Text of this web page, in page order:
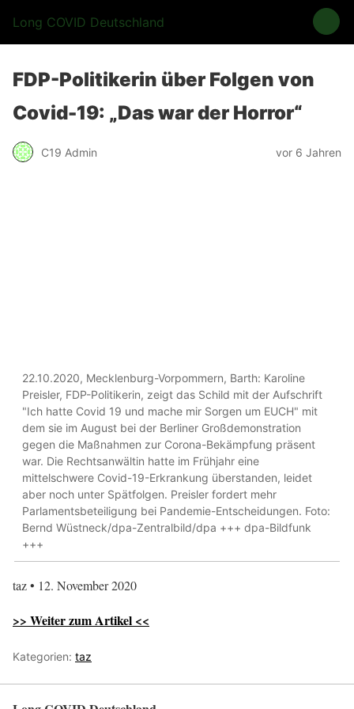
Long COVID Deutschland
FDP-Politikerin über Folgen von
Covid-19: „Das war der Horror“
C19 Admin vor 6 Jahren
22.10.2020, Mecklenburg-Vorpommern, Barth: Karoline
Preisler, FDP-Politikerin, zeigt das Schild mit der Aufschrift
"Ich hatte Covid 19 und mache mir Sorgen um EUCH" mit
dem sie im August bei der Berliner Großdemonstration
gegen die Maßnahmen zur Corona-Bekämpfung präsent
war. Die Rechtsanwältin hatte im Frühjahr eine
mittelschwere Covid-19-Erkrankung überstanden, leidet
aber noch unter Spätfolgen. Preisler fordert mehr
Parlamentsbeteiligung bei Pandemie-Entscheidungen. Foto:
Bernd Wüstneck/dpa-Zentralbild/dpa +++ dpa-Bildfunk
+++
taz • 12. November 2020
>> Weiter zum Artikel <<
Kategorien: taz